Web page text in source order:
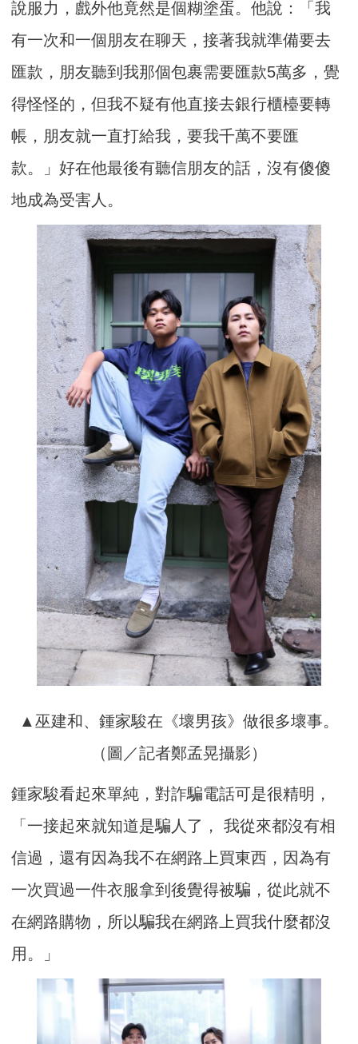
說服力，戲外他竟然是個糊塗蛋。他說：「我
有一次和一個朋友在聊天，接著我就準備要去
匯款，朋友聽到我那個包裹需要匯款5萬多，覺
得怪怪的，但我不疑有他直接去銀行櫃檯要轉
帳，朋友就一直打給我，要我千萬不要匯
款。」好在他最後有聽信朋友的話，沒有傻傻
地成為受害人。
▲巫建和、鍾家駿在《壞男孩》做很多壞事。
（圖／記者鄭孟晃攝影）
鍾家駿看起來單純，對詐騙電話可是很精明，
「一接起來就知道是騙人了， 我從來都沒有相
信過，還有因為我不在網路上買東西，因為有
一次買過一件衣服拿到後覺得被騙，從此就不
在網路購物，所以騙我在網路上買我什麼都沒
用。」